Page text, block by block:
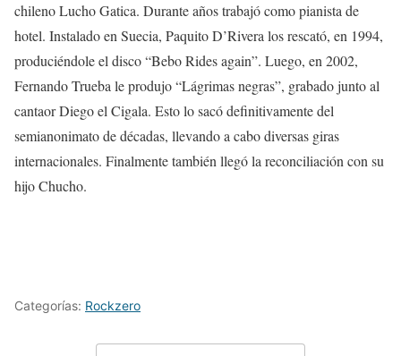
chileno Lucho Gatica. Durante años trabajó como pianista de
hotel. Instalado en Suecia, Paquito D’Rivera los rescató, en 1994,
produciéndole el disco “Bebo Rides again”. Luego, en 2002,
Fernando Trueba le produjo “Lágrimas negras”, grabado junto al
cantaor Diego el Cigala. Esto lo sacó definitivamente del
semianonimato de décadas, llevando a cabo diversas giras
internacionales. Finalmente también llegó la reconciliación con su
hijo Chucho.
Categorías: Rockzero